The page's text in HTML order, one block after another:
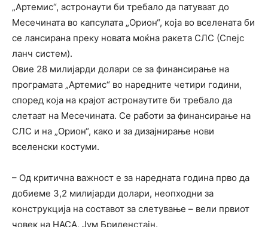
„Артемис“, астронаути би требало да патуваат до
Месечината во капсулата „Орион“, која во вселената би
се лансирана преку новата моќна ракета СЛС (Спејс
ланч систем).
Овие 28 милијарди долари се за финансирање на
програмата „Артемис“ во наредните четири години,
според која на крајот астронаутите би требало да
слетаат на Месечината. Се работи за финансирање на
СЛС и на „Орион“, како и за дизајнирање нови
вселенски костуми.
– Од критична важност е за наредната година прво да
добиеме 3,2 милијарди долари, неопходни за
конструкција на составот за слетување – вели првиот
човек на НАСА, Јум Бриденстајн.